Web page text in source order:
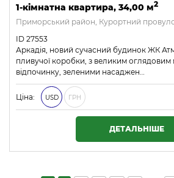
1-кімнатна квартира, 34,00 м2
Приморський район, Курортний
ID 27553
Аркадія, новий сучасний будинок ЖК
пливучої коробки, з великим
відпочинку, зеленими насаджен…
Ціна: USD ГРН
ДЕТАЛЬНІШЕ